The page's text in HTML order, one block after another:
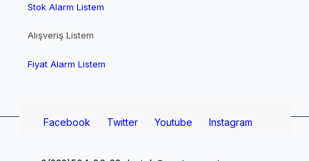
Stok Alarm Listem
Alışveriş Listem
Fiyat Alarm Listem
Facebook Twitter Youtube Instagram